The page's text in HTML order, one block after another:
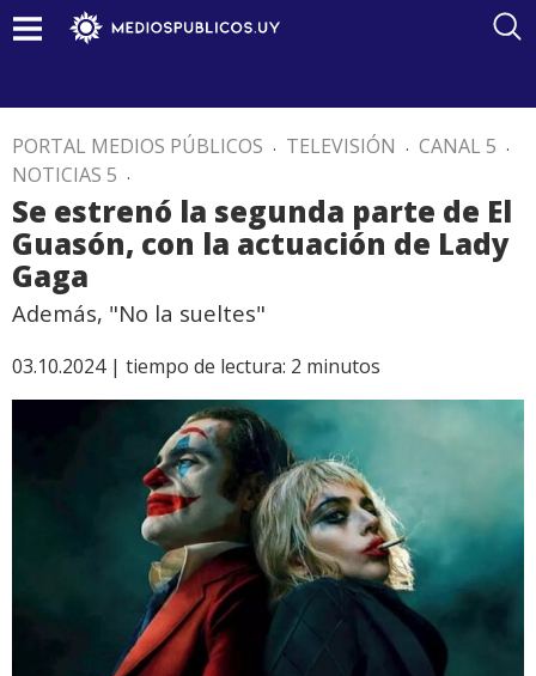
PORTAL MEDIOS PÚBLICOS . TELEVISIÓN . CANAL 5 .
NOTICIAS 5 .
Se estrenó la segunda parte de El
Guasón, con la actuación de Lady
Gaga
Además, "No la sueltes"
03.10.2024 | tiempo de lectura: 2 minutos